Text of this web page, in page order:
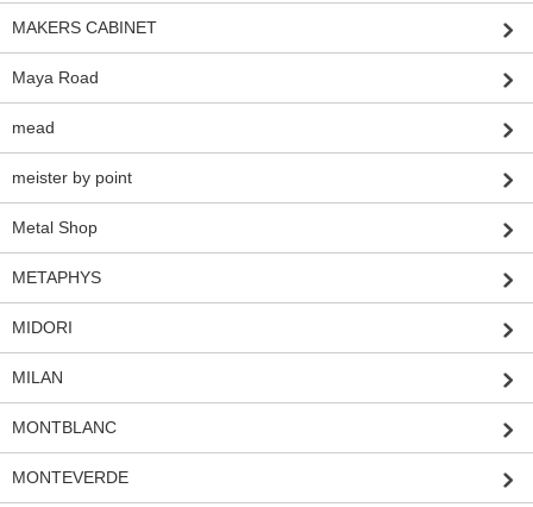
MAKERS CABINET
Maya Road
mead
meister by point
Metal Shop
METAPHYS
MIDORI
MILAN
MONTBLANC
MONTEVERDE